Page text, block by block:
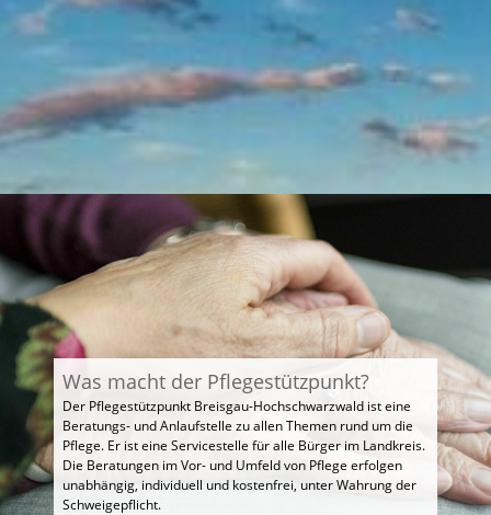
Was macht der Pflegestützpunkt?
Der Pflegestützpunkt Breisgau-Hochschwarzwald ist eine
Beratungs- und Anlaufstelle zu allen Themen rund um die
Pflege. Er ist eine Servicestelle für alle Bürger im Landkreis.
Die Beratungen im Vor- und Umfeld von Pflege erfolgen
unabhängig, individuell und kostenfrei, unter Wahrung der
Schweigepflicht.